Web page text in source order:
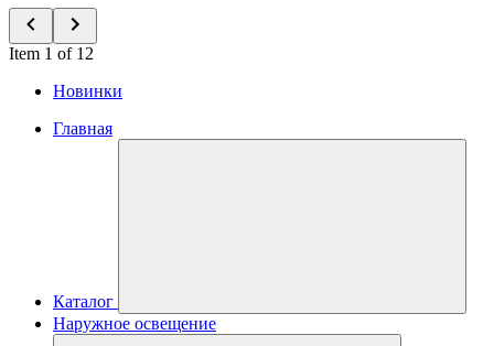
Item 1 of 12
Новинки
Главная
Каталог
Наружное освещение